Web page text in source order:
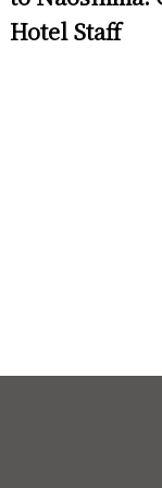
Hotel Staff